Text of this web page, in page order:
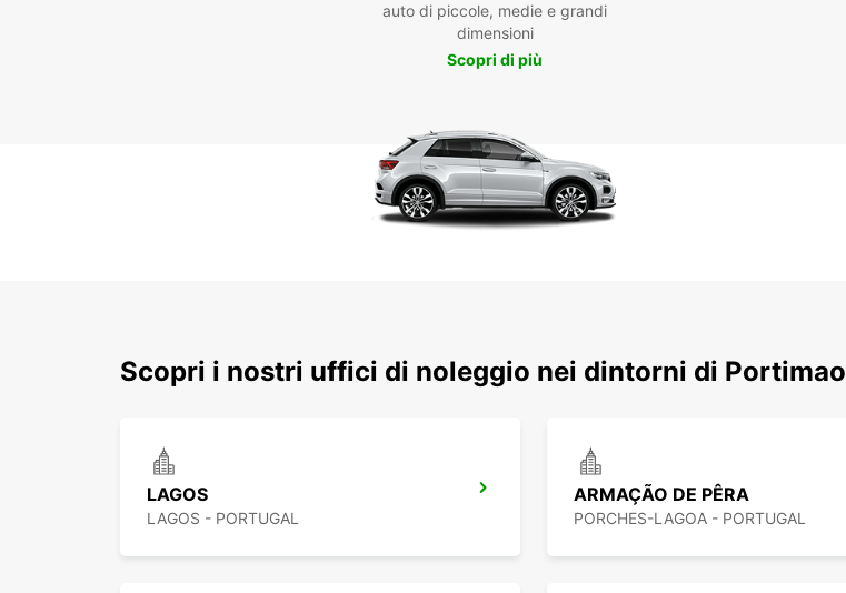
auto di piccole, medie e grandi
dimensioni
Scopri di più
Scopri i nostri uffici di noleggio nei dintorni di Portimao
LAGOS
LAGOS - PORTUGAL
ARMAÇÃO DE PÊRA
PORCHES-LAGOA - PORTUGAL